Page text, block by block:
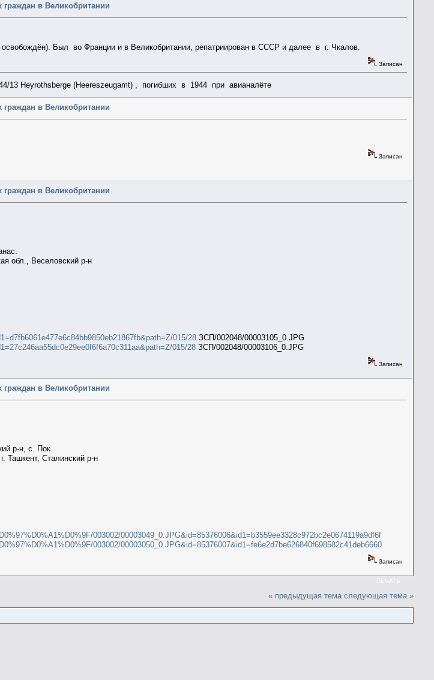
граждан в Великобритании
Был во Франции и в Великобритании, репатриирован в СССР и далее в г. Чкалов.
Записан
Heyrothsberge (Heereszeugamt) , погибших в 1944 при авианалёте
граждан в Великобритании
Записан
граждан в Великобритании
обл., Веселовский р-н
015/28 ЗСП/002048/00003105_0.JPG
015/28 ЗСП/002048/00003106_0.JPG
Записан
граждан в Великобритании
р-н, с. Пок
Ташкент, Сталинский р-н
003002/00003049_0.JPG&id=85376006&id1=b3559ee3328c972bc2e0674119a9df6f
003002/00003050_0.JPG&id=85376007&id1=fe6e2d7be626840f698582c41deb6660
Записан
ПЕЧАТЬ
« предыдущая тема следующая тема »